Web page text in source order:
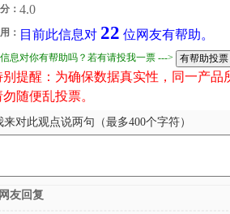
： 4.0
： 目前此信息对 22 位网友有帮助。
息对你有帮助吗？若有请投我一票 --->
别提醒：为确保数据真实性，同一产
随便乱投票。
来对此观点说两句（最多400个字符）
网友回复